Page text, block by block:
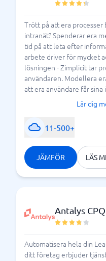
marknaden idag. Börja
Så ser optimering av
Trött på att era
intranät? Spenderar era
tid på att leta efter
arbete driver för mycket
lösningen - Zimplicit tar
användaren. Modellera
att era användare får
Lär dig
11-500+
JÄMFÖR LÄS
Antalys CPQ
Automatisera hela din
ditt företag erbjuder